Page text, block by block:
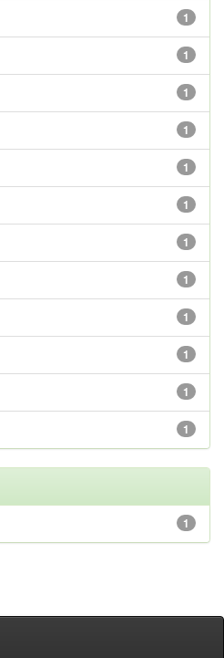
1
1
1
1
1
1
1
1
1
1
1
1
1